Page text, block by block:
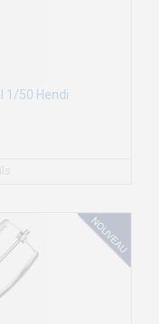
1/50 Hendi